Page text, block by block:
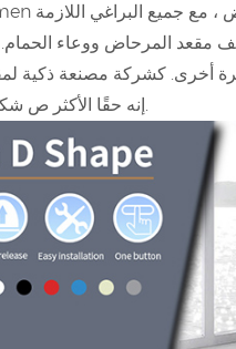
مقعد المرحاض ووعاء
أخرى. كشركة مصنعة ذكية
على شكل D ، إنه حقًا الأكثر ص شكل بصري الذي يحبه معظم الناس.